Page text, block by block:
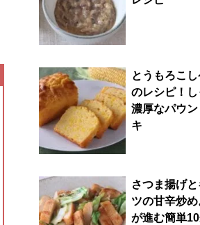
とうもろこ
のレシピ！し
濃厚なパウ
キ
さつま揚げ
ツの甘辛炒
が進む簡単